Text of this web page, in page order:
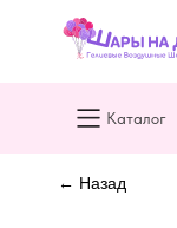
Каталог
← Назад